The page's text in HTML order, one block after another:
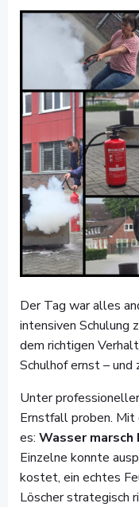
Der Tag war alles
intensiven Schulung
dem richtigen
Schulhof ernst – und
Unter
Ernstfall proben. Mit
es: Wasser marsch
Einzelne konnte
kostet, ein echtes
Löscher strategisch